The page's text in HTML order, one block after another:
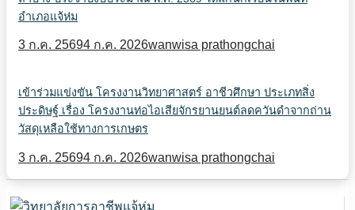
อำเภอแจ้ห่ม
3 ก.ค. 25694 ก.ค. 2026wanwisa prathongchai
เข้าร่วมแข่งขัน โครงงานวิทยาศาสตร์ อาชีวศึกษา ประเภทสิ่ง
ประดิษฐ์ เรื่อง โครงงานท่อไอเสียจักรยานยนต์ลดควันดำจากถ่าน
วัสดุเหลือใช้ทางการเกษตร
3 ก.ค. 25694 ก.ค. 2026wanwisa prathongchai